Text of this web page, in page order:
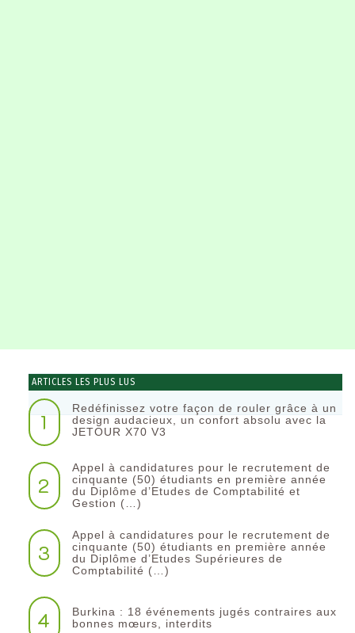
ARTICLES LES PLUS LUS
1
Redéfinissez votre façon de rouler grâce à un
design audacieux, un confort absolu avec la
JETOUR X70 V3
2
Appel à candidatures pour le recrutement de
cinquante (50) étudiants en première année
du Diplôme d’Etudes de Comptabilité et
Gestion (…)
3
Appel à candidatures pour le recrutement de
cinquante (50) étudiants en première année
du Diplôme d’Etudes Supérieures de
Comptabilité (…)
4
Burkina : 18 événements jugés contraires aux
bonnes mœurs, interdits